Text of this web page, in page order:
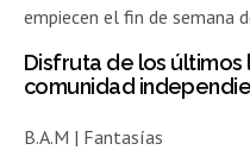
empiecen el fin de semana
Disfruta de los últimos
comunidad
B.A.M | Fantasías